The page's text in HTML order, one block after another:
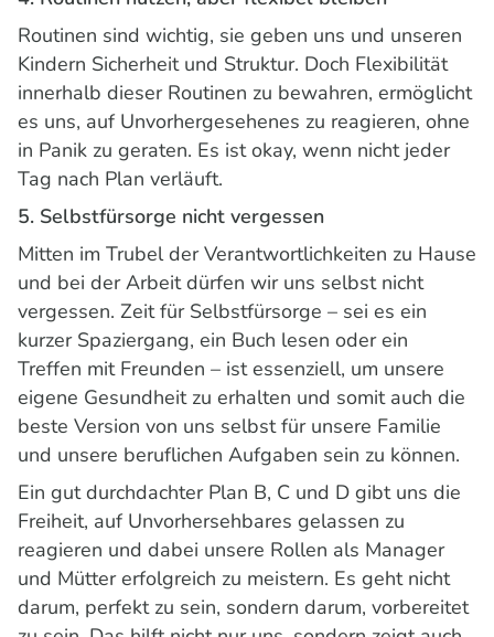
Routinen sind wichtig, sie geben uns und unseren
Kindern Sicherheit und Struktur. Doch Flexibilität
innerhalb dieser Routinen zu bewahren, ermöglicht
es uns, auf Unvorhergesehenes zu reagieren, ohne
in Panik zu geraten. Es ist okay, wenn nicht jeder
Tag nach Plan verläuft.
5. Selbstfürsorge nicht vergessen
Mitten im Trubel der Verantwortlichkeiten zu Hause
und bei der Arbeit dürfen wir uns selbst nicht
vergessen. Zeit für Selbstfürsorge – sei es ein
kurzer Spaziergang, ein Buch lesen oder ein
Treffen mit Freunden – ist essenziell, um unsere
eigene Gesundheit zu erhalten und somit auch die
beste Version von uns selbst für unsere Familie
und unsere beruflichen Aufgaben sein zu können.
Ein gut durchdachter Plan B, C und D gibt uns die
Freiheit, auf Unvorhersehbares gelassen zu
reagieren und dabei unsere Rollen als Manager
und Mütter erfolgreich zu meistern. Es geht nicht
darum, perfekt zu sein, sondern darum, vorbereitet